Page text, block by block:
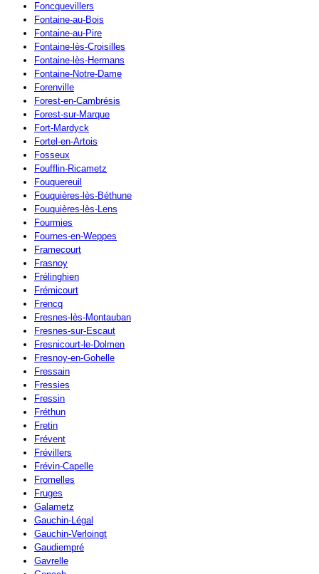
Foncquevillers
Fontaine-au-Bois
Fontaine-au-Pire
Fontaine-lès-Croisilles
Fontaine-lès-Hermans
Fontaine-Notre-Dame
Forenville
Forest-en-Cambrésis
Forest-sur-Marque
Fort-Mardyck
Fortel-en-Artois
Fosseux
Foufflin-Ricametz
Fouquereuil
Fouquières-lès-Béthune
Fouquières-lès-Lens
Fourmies
Fournes-en-Weppes
Framecourt
Frasnoy
Frélinghien
Frémicourt
Frencq
Fresnes-lès-Montauban
Fresnes-sur-Escaut
Fresnicourt-le-Dolmen
Fresnoy-en-Gohelle
Fressain
Fressies
Fressin
Fréthun
Fretin
Frévent
Frévillers
Frévin-Capelle
Fromelles
Fruges
Galametz
Gauchin-Légal
Gauchin-Verloingt
Gaudiempré
Gavrelle